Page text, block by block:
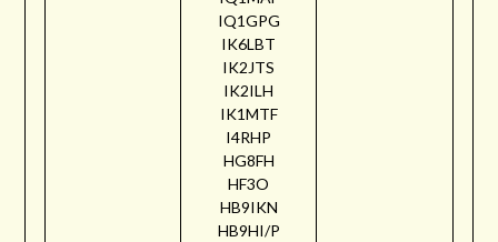
IQ1GPG
IK6LBT
IK2JTS
IK2ILH
IK1MTF
I4RHP
HG8FH
HF3O
HB9IKN
HB9HI/P